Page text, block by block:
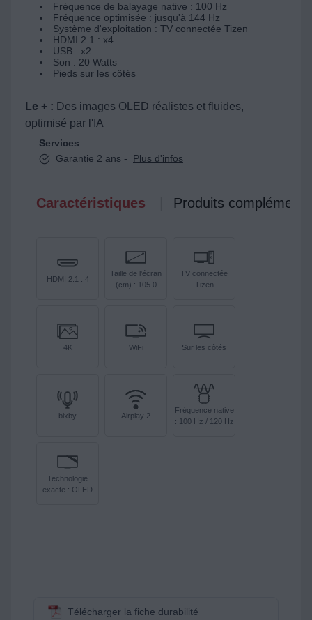
Fréquence de balayage native : 100 Hz
Fréquence optimisée : jusqu'à 144 Hz
Système d'exploitation : TV connectée Tizen
HDMI 2.1 : x4
USB : x2
Son : 20 Watts
Pieds sur les côtés
Le + : Des images OLED réalistes et fluides,
optimisé par l'IA
Services
Garantie 2 ans -
Plus d'infos
Caractéristiques Produits
HDMI 2.1 : 4
Taille de l'écran
(cm) : 105.0
TV connectée
Tizen
4K WiFi Sur les côtés
bixby Airplay 2
Fréquence native
: 100 Hz / 120 Hz
Technologie
exacte : OLED
Télécharger la fiche durabilité